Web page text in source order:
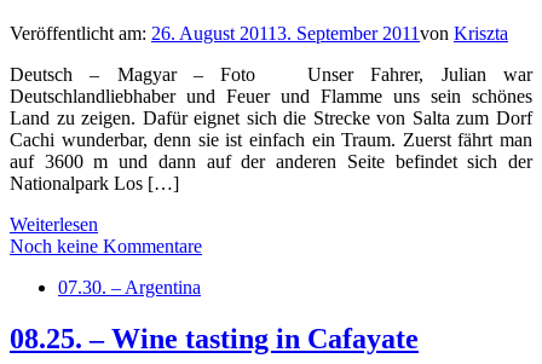
Veröffentlicht am: 26. August 20113. September 2011von Kriszta
Deutsch – Magyar – Foto Unser Fahrer, Julian war
Deutschlandliebhaber und Feuer und Flamme uns sein schönes
Land zu zeigen. Dafür eignet sich die Strecke von Salta zum Dorf
Cachi wunderbar, denn sie ist einfach ein Traum. Zuerst fährt man
auf 3600 m und dann auf der anderen Seite befindet sich der
Nationalpark Los […]
Weiterlesen
Noch keine Kommentare
07.30. – Argentina
08.25. – Wine tasting in Cafayate